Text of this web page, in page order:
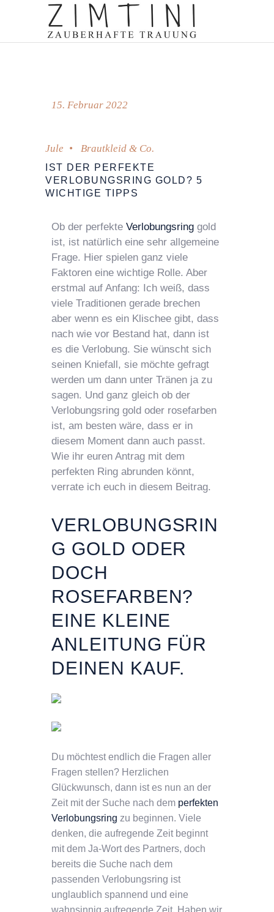
15. Februar 2022
Jule Brautkleid & Co.
IST DER PERFEKTE
VERLOBUNGSRING GOLD? 5
WICHTIGE TIPPS
Ob der perfekte Verlobungsring gold
ist, ist natürlich eine sehr allgemeine
Frage. Hier spielen ganz viele
Faktoren eine wichtige Rolle. Aber
erstmal auf Anfang: Ich weiß, dass
viele Traditionen gerade brechen
aber wenn es ein Klischee gibt, dass
nach wie vor Bestand hat, dann ist
es die Verlobung. Sie wünscht sich
seinen Kniefall, sie möchte gefragt
werden um dann unter Tränen ja zu
sagen. Und ganz gleich ob der
Verlobungsring gold oder rosefarben
ist, am besten wäre, dass er in
diesem Moment dann auch passt.
Wie ihr euren Antrag mit dem
perfekten Ring abrunden könnt,
verrate ich euch in diesem Beitrag.
VERLOBUNGSRIN
G GOLD ODER
DOCH
ROSEFARBEN?
EINE KLEINE
ANLEITUNG FÜR
DEINEN KAUF.
Du möchtest endlich die Fragen aller
Fragen stellen? Herzlichen
Glückwunsch, dann ist es nun an der
Zeit mit der Suche nach dem perfekten
Verlobungsring zu beginnen. Viele
denken, die aufregende Zeit beginnt
mit dem Ja-Wort des Partners, doch
bereits die Suche nach dem
passenden Verlobungsring ist
unglaublich spannend und eine
wahnsinnig aufregende Zeit. Haben wir